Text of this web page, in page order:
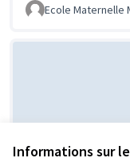
Informations sur
Ecole Maternelle